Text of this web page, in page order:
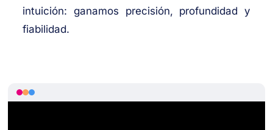
intuición: ganamos precisión, profundidad y
fiabilidad.